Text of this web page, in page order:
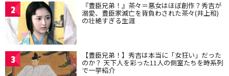
2 『豊臣兄弟！』茶々＝悪女はほぼ創作？秀吉が
溺愛、豊臣家滅亡を背負わされた茶々(井上和)
の壮絶すぎる生涯
3 【豊臣兄弟！】秀吉は本当に「女狂い」だった
のか？ 天下人を彩った11人の側室たちを時系列
で一挙紹介